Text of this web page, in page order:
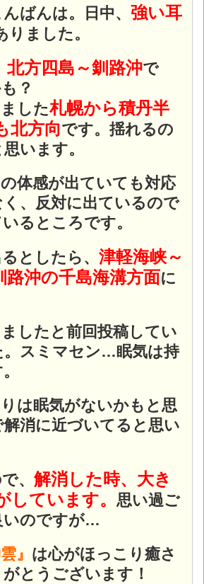
ばんは。日中、 強い耳
りました。
北方四島～釧路沖で
？
した札幌から積丹半
北方向です。揺れるの
います。
体感が出ていても対応
、反対に出ているので
るところです。
としたら、 津軽海峡～
路沖の千島海溝方面に
したと前回投稿してい
。スミマセン…眠気は持
は眠気がないかもと思
消に近づいてると思い
、 解消した時、大き
しています。 思い過ご
いのですが…
』 は心がほっこり癒さ
とうございます！